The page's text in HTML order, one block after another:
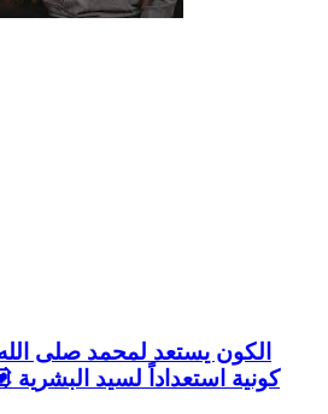
الكون يستعد لمحمد صلى
كونية استعداداً لسيد البشرية